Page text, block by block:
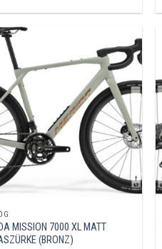
MISSION 7000 XL MATT
(BRONZ)